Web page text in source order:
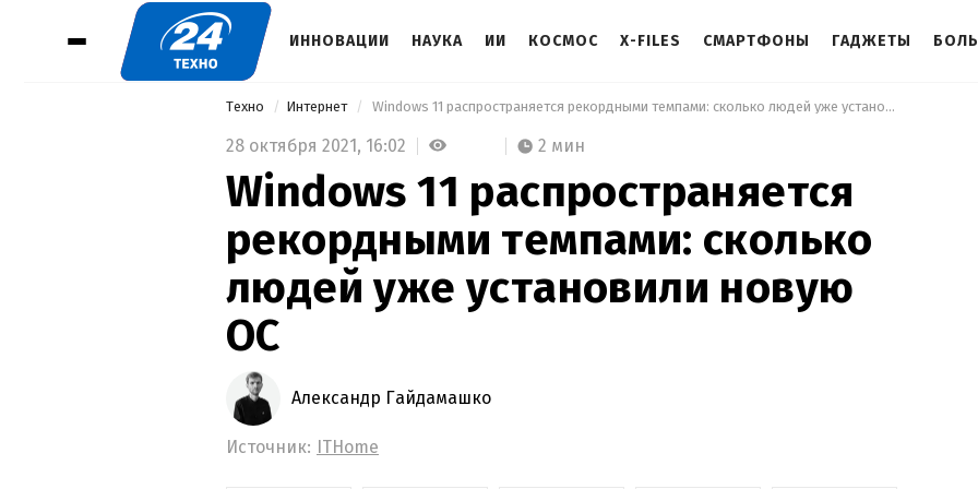
ИННОВАЦИИ НАУКА ИИ КОСМОС X-FILES СМАРТФОНЫ ГАДЖЕТЫ
Техно Интернет Windows 11 распространяется рекордными темпами: сколько людей уже установили новую ОС
28 октября 2021, 16:02 2 мин
Windows 11 распространяется
рекордными темпами: сколько
людей уже установили новую
ОС
Александр Гайдамашко
Источник: ITHome